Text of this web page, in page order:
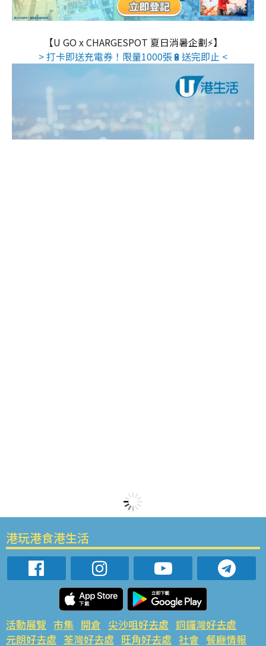
【U GO x CHARGESPOT 夏日消暑企劃⚡】
> 打卡即送充電券！限量1000張🔋送完即止 <
港玩港食港生活
活動展覽 市集 開倉 尖沙咀好去處 銅鑼灣好去處
元朗好去處 荃灣好去處 旺角好去處 社會 餐廳情報